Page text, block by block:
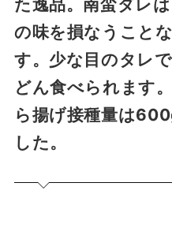
た逸品。南蛮ダレ
の味を損なうこと
す。少な目のタレ
どん食べられます
ら揚げ接種量は
した。